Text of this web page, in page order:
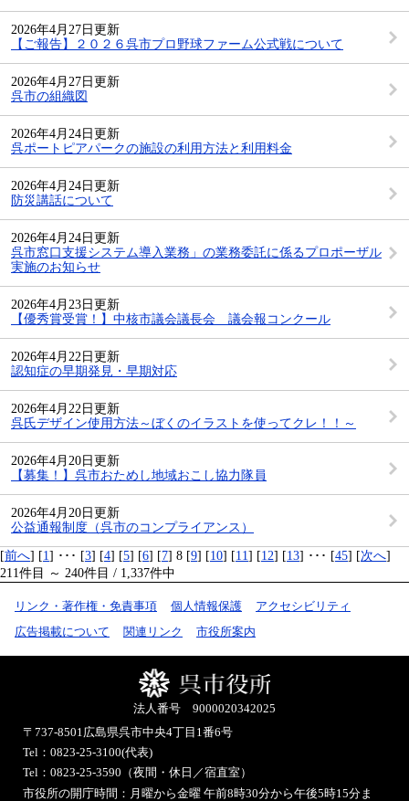
2026年4月27日更新
【ご報告】２０２６呉市プロ野球ファーム公式戦について
2026年4月27日更新
呉市の組織図
2026年4月24日更新
呉ポートピアパークの施設の利用方法と利用料金
2026年4月24日更新
防災講話について
2026年4月24日更新
呉市窓口支援システム導入業務」の業務委託に係るプロポーザル
実施のお知らせ
2026年4月23日更新
【優秀賞受賞！】中核市議会議長会 議会報コンクール
2026年4月22日更新
認知症の早期発見・早期対応
2026年4月22日更新
呉氏デザイン使用方法～ぼくのイラストを使ってクレ！！～
2026年4月20日更新
【募集！】呉市おためし地域おこし協力隊員
2026年4月20日更新
公益通報制度（呉市のコンプライアンス）
[前へ] [1 ] ･･･ [3] [4] [5] [6] [7] 8 [9] [10] [11 ] [12] [13] ･･･ [45] [次へ]
211件目 ～ 240件目 / 1,337件中
リンク・著作権・免責事項 個人情報保護
アクセシビリティ
広告掲載について
関連リンク 市役所案内
法人番号 9000020342025
〒737-8501広島県呉市中央4丁目1番6号
Tel：0823-25-3100(代表)
Tel：0823-25-3590（夜間・休日／宿直室）
市役所の開庁時間：月曜から金曜 午前8時30分から午後5時15分ま